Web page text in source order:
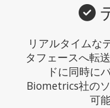
リアルタイムな
タフェースへ転
ドに同時に
Biometrics社の
可